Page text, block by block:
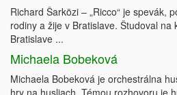
Richard Šarközi – „Ricco“ je spevák,
rodiny a žije v Bratislave. Študoval na
Bratislave ...
Michaela Bobeková
Michaela Bobeková je orchestrálna